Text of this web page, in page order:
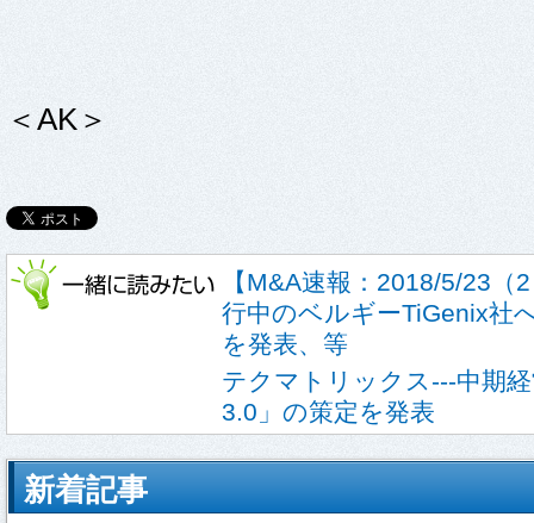
＜AK＞
【M&A速報：2018/5/23（
行中のベルギーTiGenix社
を発表、等
テクマトリックス---中期
3.0」の策定を発表
新着記事